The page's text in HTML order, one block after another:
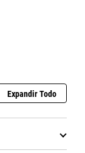
Expandir Todo